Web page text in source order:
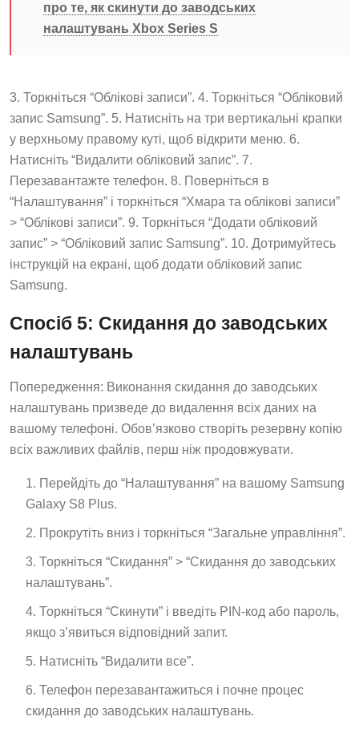
про те, як скинути до заводських
налаштувань Xbox Series S
3. Торкніться “Облікові записи”. 4. Торкніться “Обліковий
запис Samsung”. 5. Натисніть на три вертикальні крапки
у верхньому правому куті, щоб відкрити меню. 6.
Натисніть “Видалити обліковий запис”. 7.
Перезавантажте телефон. 8. Поверніться в
“Налаштування” і торкніться “Хмара та облікові записи”
> “Облікові записи”. 9. Торкніться “Додати обліковий
запис” > “Обліковий запис Samsung”. 10. Дотримуйтесь
інструкцій на екрані, щоб додати обліковий запис
Samsung.
Спосіб 5: Скидання до заводських
налаштувань
Попередження: Виконання скидання до заводських
налаштувань призведе до видалення всіх даних на
вашому телефоні. Обов’язково створіть резервну копію
всіх важливих файлів, перш ніж продовжувати.
Перейдіть до “Налаштування” на вашому Samsung
Galaxy S8 Plus.
Прокрутіть вниз і торкніться “Загальне управління”.
Торкніться “Скидання” > “Скидання до заводських
налаштувань”.
Торкніться “Скинути” і введіть PIN-код або пароль,
якщо з’явиться відповідний запит.
Натисніть “Видалити все”.
Телефон перезавантажиться і почне процес
скидання до заводських налаштувань.